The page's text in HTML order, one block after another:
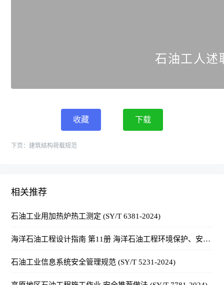
石油工人述
收藏 下载
下页： 建筑结构荷载规范
相关推荐
石油工业用加热炉热工测定 (SY/T 6381-2024)
海洋石油工程设计指南 第11册 海洋石油工程环境保护、安全评价和职业卫生
石油工业信息系统安全管理规范 (SY/T 5231-2024)